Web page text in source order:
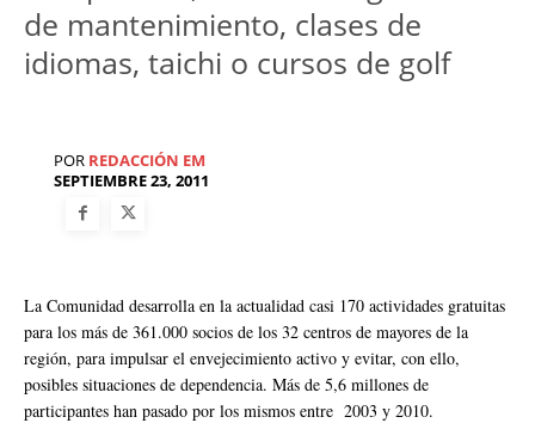
de mantenimiento, clases de
idiomas, taichi o cursos de golf
POR REDACCIÓN EM
SEPTIEMBRE 23, 2011
La Comunidad desarrolla en la actualidad casi 170 actividades gratuitas
para los más de 361.000 socios de los 32 centros de mayores de la
región, para impulsar el envejecimiento activo y evitar, con ello,
posibles situaciones de dependencia. Más de 5,6 millones de
participantes han pasado por los mismos entre 2003 y 2010.